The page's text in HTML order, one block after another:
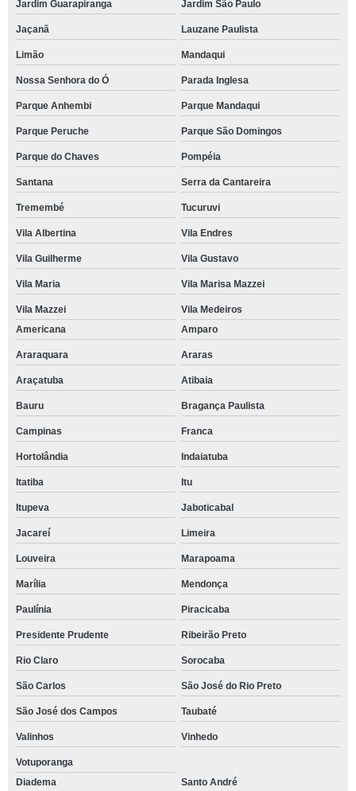
Jardim Guarapiranga Jardim São Paulo
Jaçanã Lauzane Paulista
Limão Mandaqui
Nossa Senhora do Ó Parada Inglesa
Parque Anhembi Parque Mandaqui
Parque Peruche Parque São Domingos
Parque do Chaves Pompéia
Santana Serra da Cantareira
Tremembé Tucuruvi
Vila Albertina Vila Endres
Vila Guilherme Vila Gustavo
Vila Maria Vila Marisa Mazzei
Vila Mazzei
Vila Medeiros
Americana
Amparo
Araraquara Araras
Araçatuba Atibaia
Bauru Bragança Paulista
Campinas Franca
Hortolândia Indaiatuba
Itatiba Itu
Itupeva Jaboticabal
Jacareí Limeira
Louveira Marapoama
Marília Mendonça
Paulínia Piracicaba
Presidente Prudente Ribeirão Preto
Rio Claro Sorocaba
São Carlos São José do Rio Preto
São José dos Campos Taubaté
Valinhos Vinhedo
Votuporanga
Diadema
Santo André